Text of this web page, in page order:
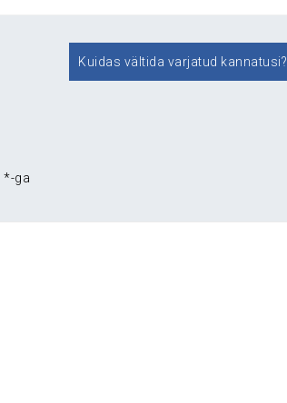
Kuidas vältida varjatud kannatusi?
*-ga